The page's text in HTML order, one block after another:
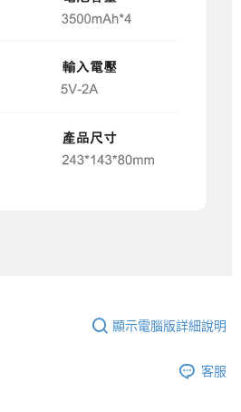
顯示電腦版詳細說明
客服